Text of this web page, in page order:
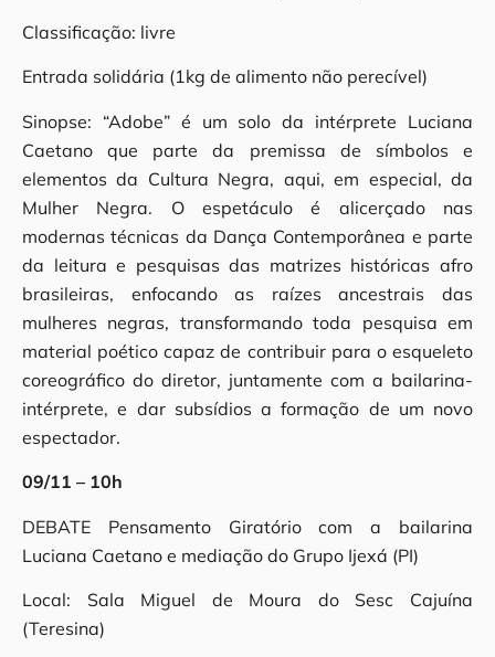
Classificação: livre
Entrada solidária (1kg de alimento não perecível)
Sinopse: “Adobe” é um solo da intérprete Luciana
Caetano que parte da premissa de símbolos e
elementos da Cultura Negra, aqui, em especial, da
Mulher Negra. O espetáculo é alicerçado nas
modernas técnicas da Dança Contemporânea e parte
da leitura e pesquisas das matrizes históricas afro
brasileiras, enfocando as raízes ancestrais das
mulheres negras, transformando toda pesquisa em
material poético capaz de contribuir para o esqueleto
coreográfico do diretor, juntamente com a bailarina-
intérprete, e dar subsídios a formação de um novo
espectador.
09/11 – 10h
DEBATE Pensamento Giratório com a bailarina
Luciana Caetano e mediação do Grupo Ijexá (PI)
Local: Sala Miguel de Moura do Sesc Cajuína
(Teresina)